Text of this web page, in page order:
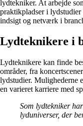
lydtekniker. At arbejde
praktikpladser i
indsigt og netværk i
Lydteknikere i
Lydteknikere kan finde
områder, fra
lydstudier. Mulighederne
en varieret karriere med
Som lydtekniker
lyduniverser, der